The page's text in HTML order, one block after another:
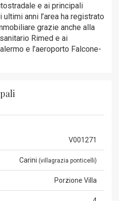
e ai principali
anni l’area ha registrato
grazie anche alla
Rimed e ai
e l’aeroporto Falcone-
V001271
Carini (villagrazia ponticelli)
Porzione Villa